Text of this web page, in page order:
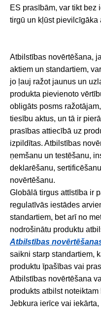
ES prasībām, var tikt
tirgū un kļūst pievilcīgāka
Atbilstības novērtēšana,
aktiem un standartiem,
jo ļauj ražot jaunus un
produkta pievienoto
obligāts posms
tiesību aktus, un tā ir
prasības attiecībā uz
izpildītas. Atbilstības
ņemšanu un testēšanu,
deklarēšanu,
novērtēšanu.
Globālā tirgus attīstība ir
regulatīvās iestādes
standartiem, bet arī no
nodrošinātu produktu
Atbilstības
saikni starp standartiem,
produktu īpašības vai
Atbilstības novērtēšana
produkts atbilst
Jebkura ierīce vai